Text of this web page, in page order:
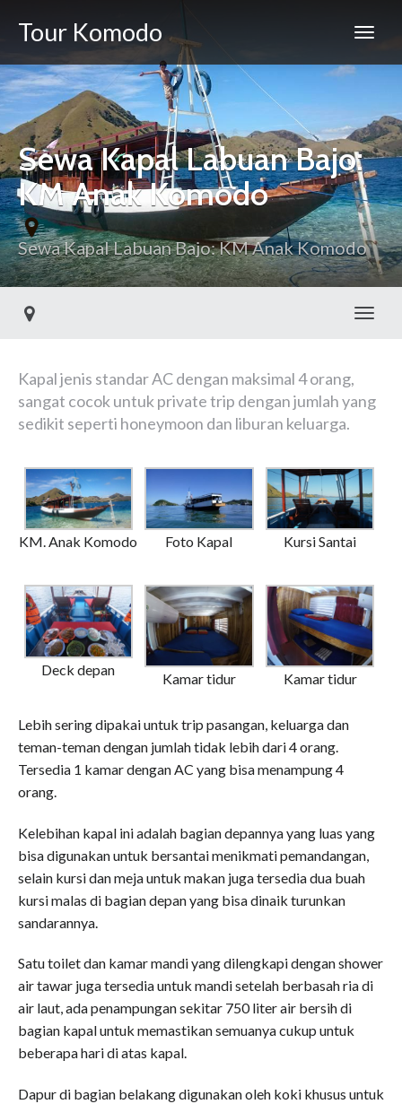
Tour Komodo
Sewa Kapal Labuan Bajo:
KM Anak Komodo
Sewa Kapal Labuan Bajo: KM Anak Komodo
Kapal jenis standar AC dengan maksimal 4 orang,
sangat cocok untuk private trip dengan jumlah yang
sedikit seperti honeymoon dan liburan keluarga.
KM. Anak Komodo Foto Kapal Kursi Santai
Deck depan
Kamar tidur Kamar tidur
Lebih sering dipakai untuk trip pasangan, keluarga dan
teman-teman dengan jumlah tidak lebih dari 4 orang.
Tersedia 1 kamar dengan AC yang bisa menampung 4
orang.
Kelebihan kapal ini adalah bagian depannya yang luas yang
bisa digunakan untuk bersantai menikmati pemandangan,
selain kursi dan meja untuk makan juga tersedia dua buah
kursi malas di bagian depan yang bisa dinaik turunkan
sandarannya.
Satu toilet dan kamar mandi yang dilengkapi dengan shower
air tawar juga tersedia untuk mandi setelah berbasah ria di
air laut, ada penampungan sekitar 750 liter air bersih di
bagian kapal untuk memastikan semuanya cukup untuk
beberapa hari di atas kapal.
Dapur di bagian belakang digunakan oleh koki khusus untuk